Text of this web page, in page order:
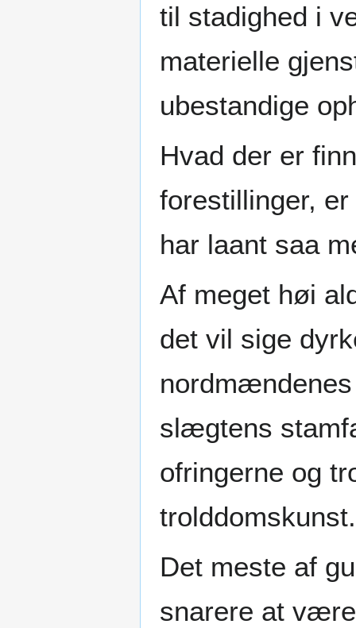
til stadighed i
materielle
ubestandige
Hvad der er
forestillinger,
har laant saa
Af meget høi
det vil sige
slægtens
ofringerne og
trolddomskunst.
Det meste af
snarere at